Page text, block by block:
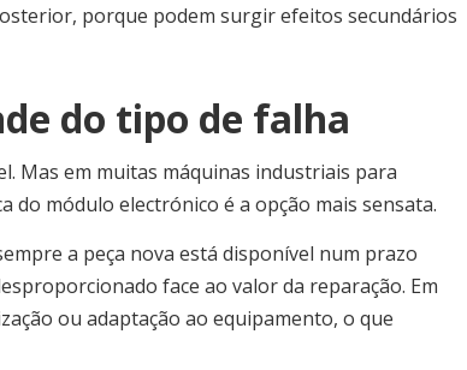
porque podem surgir efeitos secundários
do tipo de falha
Mas em muitas máquinas industriais para
do módulo electrónico é a opção mais sensata.
a peça nova está disponível num prazo
face ao valor da reparação. Em
ou adaptação ao equipamento, o que